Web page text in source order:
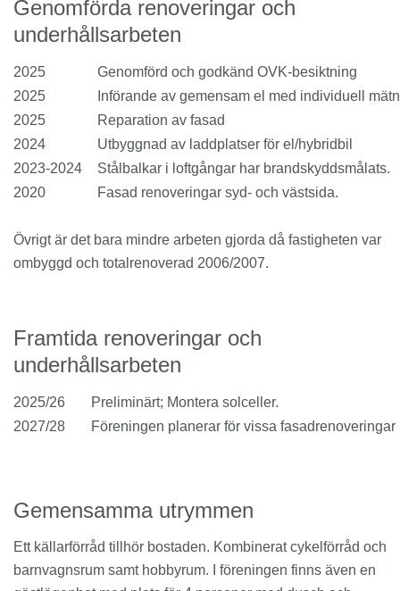
Genomförda renoveringar och
underhållsarbeten
2025
Genomförd och godkänd OVK-besiktning
2025
Införande av gemensam el med individuell
2025
Reparation av fasad
2024
Utbyggnad av laddplatser för el/hybridbil
2023-2024
Stålbalkar i loftgångar har brandskyddsmålats.
2020
Fasad renoveringar syd- och västsida.
Övrigt är det bara mindre arbeten gjorda då fastigheten var
ombyggd och totalrenoverad 2006/2007.
Framtida renoveringar och
underhållsarbeten
2025/26
Preliminärt; Montera solceller.
2027/28
Föreningen planerar för vissa fasadrenoveringar
Gemensamma utrymmen
Ett källarförråd tillhör bostaden. Kombinerat cykelförråd och
barnvagnsrum samt hobbyrum. I föreningen finns även en